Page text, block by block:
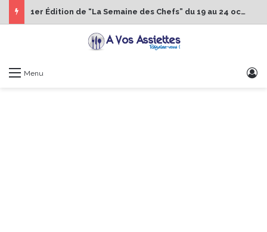
1er Édition de “La Semaine des Chefs” du 19 au 24 octobre 2026
Menu